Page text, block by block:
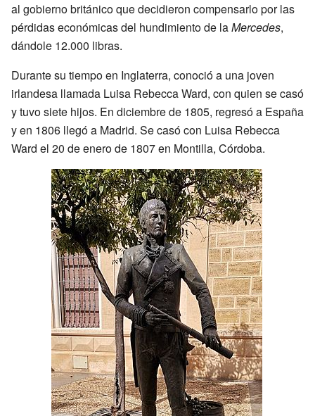
al gobierno británico que decidieron compensarlo por las
pérdidas económicas del hundimiento de laMercedes,
dándole 12.000 libras.
Durante su tiempo en Inglaterra, conoció a una joven
irlandesa llamada Luisa Rebecca Ward, con quien se casó
y tuvo siete hijos. En diciembre de 1805, regresó a España
y en 1806 llegó a Madrid. Se casó con Luisa Rebecca
Ward el 20 de enero de 1807 en Montilla, Córdoba.